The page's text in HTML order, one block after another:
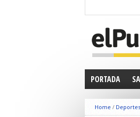
PORTADA
Home / Deportes